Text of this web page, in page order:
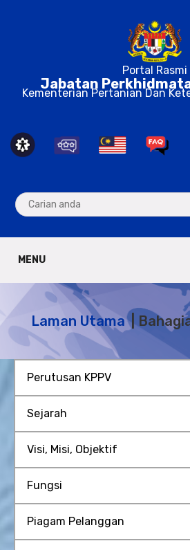
Portal Rasmi
Jabatan
Kementerian Pertanian Dan
MENU
Laman Utama
Perutusan KPPV
Sejarah
Visi, Misi, Objektif
Fungsi
Piagam Pelanggan